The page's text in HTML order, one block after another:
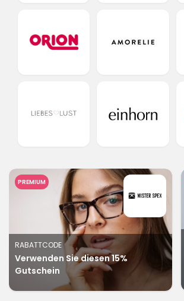
PREMIUM
RABATTCODE
Verwenden Sie diesen 15%
Gutschein